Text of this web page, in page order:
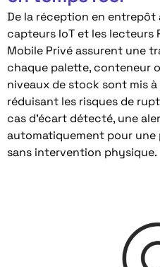
De la réception en entrepôt
capteurs IoT et les lecteurs
Mobile Privéassurent une
chaque palette, conteneur
niveaux de stock sont mis
réduisant les risques de
cas d’écart détecté, une
automatiquement pour une
sans intervention physique.